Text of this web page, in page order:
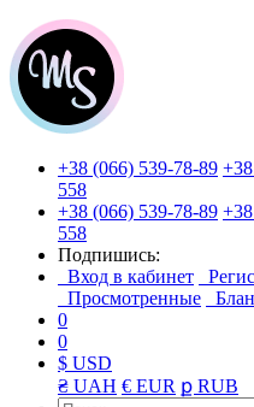
+38 (066) 539-78-89
558
+38 (066) 539-78-89
558
Подпишись:
Вход в кабинет
Просмотренные
0
0
$ USD
₴ UAH € EUR ք RUB